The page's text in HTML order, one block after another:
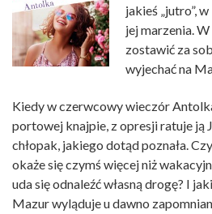
jakieś „jutro”,
jej marzenia.
zostawić za
wyjechać na
Kiedy w czerwcowy wieczór
portowej knajpie, z opresji ratuje ją
chłopak, jakiego dotąd poznała.
okaże się czymś więcej niż
uda się odnaleźć własną drogę? I
Mazur wyląduje u dawno